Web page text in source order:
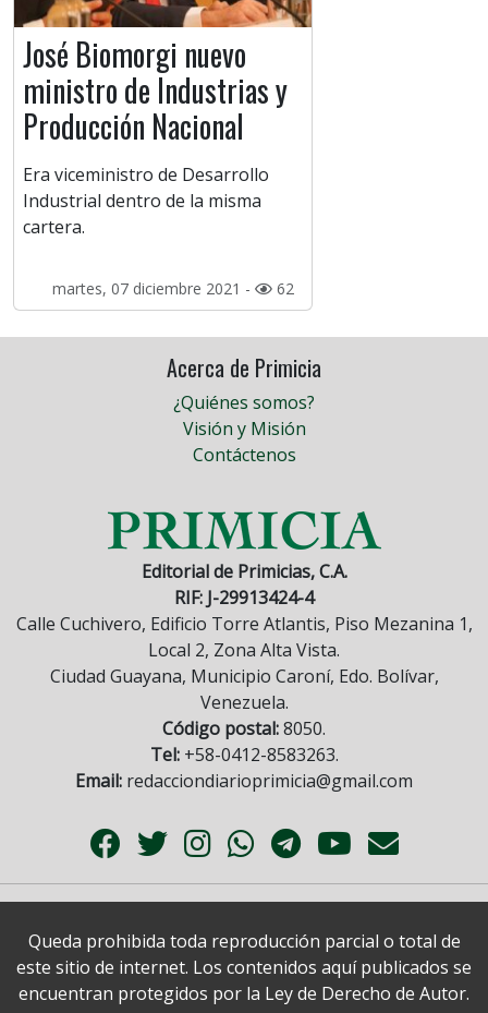
José Biomorgi nuevo
ministro de Industrias y
Producción Nacional
Era viceministro de Desarrollo
Industrial dentro de la misma
cartera.
martes, 07 diciembre 2021 - 62
Acerca de Primicia
¿Quiénes somos?
Visión y Misión
Contáctenos
Editorial de Primicias, C.A.
RIF: J-29913424-4
Calle Cuchivero, Edificio Torre Atlantis, Piso Mezanina 1,
Local 2, Zona Alta Vista.
Ciudad Guayana, Municipio Caroní, Edo. Bolívar,
Venezuela.
Código postal:8050.
Tel:+58-0412-8583263.
Email: redacciondiarioprimicia@gmail.com
Queda prohibida toda reproducción parcial o total de
este sitio de internet. Los contenidos aquí publicados se
encuentran protegidos por la Ley de Derecho de Autor.